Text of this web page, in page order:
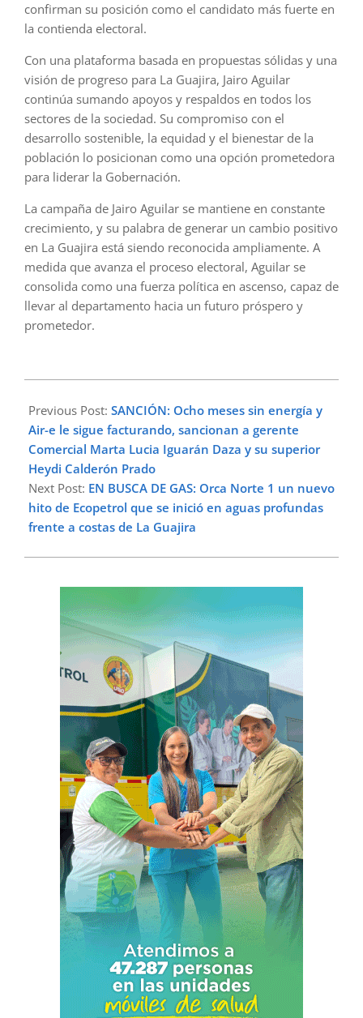
confirman su posición como el candidato más fuerte en
la contienda electoral.
Con una plataforma basada en propuestas sólidas y una
visión de progreso para La Guajira, Jairo Aguilar
continúa sumando apoyos y respaldos en todos los
sectores de la sociedad. Su compromiso con el
desarrollo sostenible, la equidad y el bienestar de la
población lo posicionan como una opción prometedora
para liderar la Gobernación.
La campaña de Jairo Aguilar se mantiene en constante
crecimiento, y su palabra de generar un cambio positivo
en La Guajira está siendo reconocida ampliamente. A
medida que avanza el proceso electoral, Aguilar se
consolida como una fuerza política en ascenso, capaz de
llevar al departamento hacia un futuro próspero y
prometedor.
08-
14
Previous Post: SANCIÓN: Ocho meses sin energía y
Air-e le sigue facturando, sancionan a gerente
Comercial Marta Lucia Iguarán Daza y su superior
Heydi Calderón Prado
Next Post: EN BUSCA DE GAS: Orca Norte 1 un nuevo
hito de Ecopetrol que se inició en aguas profundas
frente a costas de La Guajira